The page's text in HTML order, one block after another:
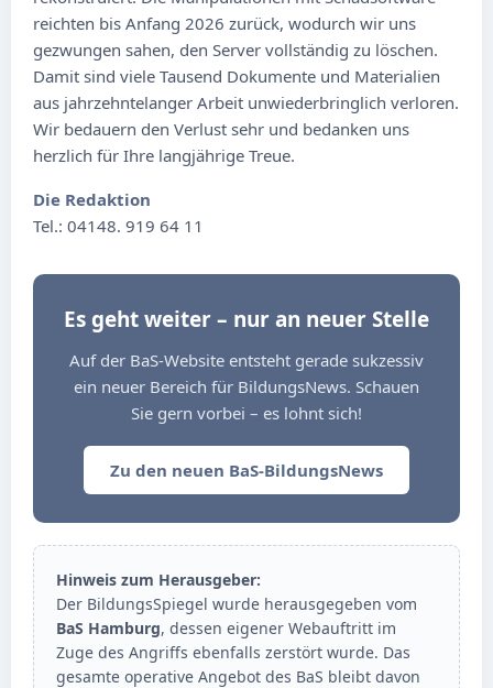
reichten bis Anfang 2026 zurück, wodurch wir uns
gezwungen sahen, den Server vollständig zu löschen.
Damit sind viele Tausend Dokumente und Materialien
aus jahrzehntelanger Arbeit unwiederbringlich verloren.
Wir bedauern den Verlust sehr und bedanken uns
herzlich für Ihre langjährige Treue.
Die Redaktion
Tel.: 04148. 919 64 11
Es geht weiter – nur an neuer Stelle
Auf der BaS-Website entsteht gerade sukzessiv
ein neuer Bereich für BildungsNews. Schauen
Sie gern vorbei – es lohnt sich!
Zu den neuen BaS-BildungsNews
Hinweis zum Herausgeber:
Der BildungsSpiegel wurde herausgegeben vom
BaS Hamburg, dessen eigener Webauftritt im
Zuge des Angriffs ebenfalls zerstört wurde. Das
gesamte operative Angebot des BaS bleibt davon